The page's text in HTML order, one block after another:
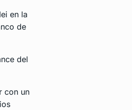
en la
de
del
con un